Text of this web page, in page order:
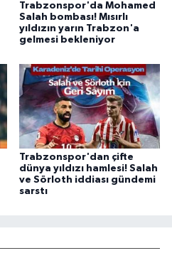
Trabzonspor'da Mohamed
Salah bombası! Mısırlı
yıldızın yarın Trabzon'a
gelmesi bekleniyor
Trabzonspor'dan çifte
dünya yıldızı hamlesi! Salah
ve Sörloth iddiası gündemi
sarstı